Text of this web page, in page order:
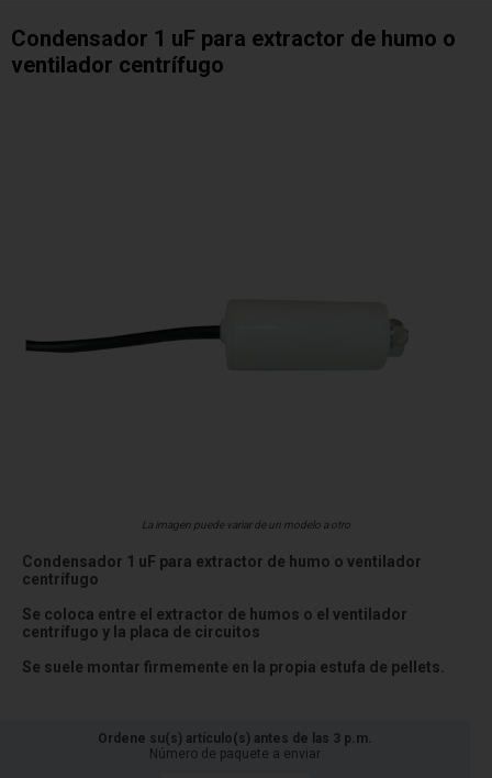
Condensador 1 uF para extractor de humo o
ventilador centrífugo
La imagen puede variar de un modelo a otro
Condensador 1 uF para extractor de humo o ventilador
centrífugo
Se coloca entre el extractor de humos o el ventilador
centrífugo y la placa de circuitos
Se suele montar firmemente en la propia estufa de pellets.
Ordene su(s) artículo(s) antes de las 3 p.m.
Número de paquete a enviar